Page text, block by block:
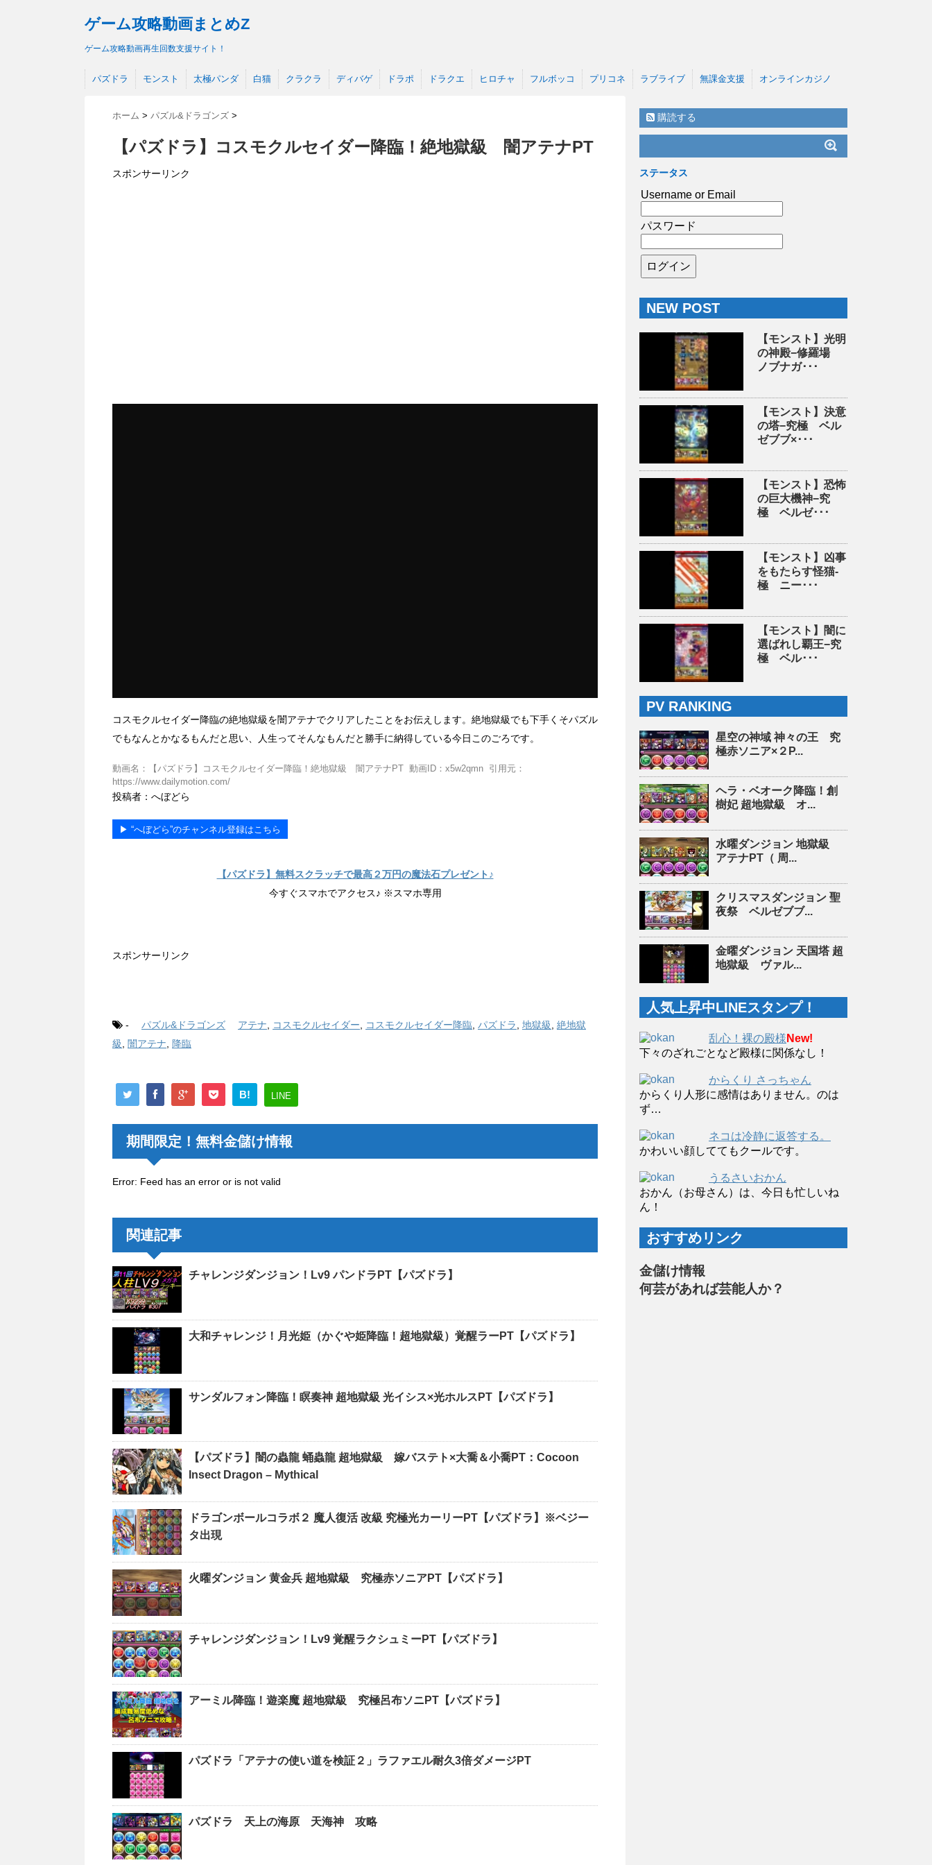
ゲーム攻略動画まとめZ
ゲーム攻略動画再生回数支援サイト！
パズドラ モンスト 太極パンダ 白猫 クラクラ ディバゲ ドラポ ドラクエ ヒロチャ フルボッコ プリコネ ラブライブ 無課金支援 オンラインカジノ
ホーム > パズル&ドラゴンズ >
【パズドラ】コスモクルセイダー降臨！絶地獄級 闇アテナPT
スポンサーリンク
コスモクルセイダー降臨の絶地獄級を闇アテナでクリアしたことをお伝えします。絶地獄級でも下手くそパズル
でもなんとかなるもんだと思い、人生ってそんなもんだと勝手に納得している今日このごろです。
動画名：【パズドラ】コスモクルセイダー降臨！絶地獄級 闇アテナPT 動画ID：x5w2qmn 引用元：
https://www.dailymotion.com/
投稿者：へぼどら
▶︎ “へぼどら”のチャンネル登録はこちら
【パズドラ】無料スクラッチで最高２万円の魔法石プレゼント♪
今すぐスマホでアクセス♪ ※スマホ専用
スポンサーリンク
- パズル&ドラゴンズ アテナ コスモクルセイダー コスモクルセイダー降臨 パズドラ 地獄級
絶地獄
級
闇アテナ 降臨
B! LINE
期間限定！無料金儲け情報
Error: Feed has an error or is not valid
関連記事
チャレンジダンジョン！Lv9 パンドラPT【パズドラ】
大和チャレンジ！月光姫（かぐや姫降臨！超地獄級）覚醒ラーPT【パズドラ】
サンダルフォン降臨！瞑奏神 超地獄級 光イシス×光ホルスPT【パズドラ】
【パズドラ】闇の蟲龍 蛹蟲龍 超地獄級 嫁バステト×大喬＆小喬PT：Cocoon
Insect Dragon – Mythical
ドラゴンボールコラボ２ 魔人復活 改級 究極光カーリーPT【パズドラ】※ベジー
タ出現
火曜ダンジョン 黄金兵 超地獄級 究極赤ソニアPT【パズドラ】
チャレンジダンジョン！Lv9 覚醒ラクシュミーPT【パズドラ】
アーミル降臨！遊楽魔 超地獄級 究極呂布ソニPT【パズドラ】
パズドラ「アテナの使い道を検証２」ラファエル耐久3倍ダメージPT
パズドラ 天上の海原 天海神 攻略
購読する
ステータス
Username or Email
パスワード
NEW POST
【モンスト】光明
の神殿−修羅場
ノブナガ･･･
【モンスト】決意
の塔−究極 ベル
ゼブブ×･･･
【モンスト】恐怖
の巨大機神−究
極 ベルゼ･･･
【モンスト】凶事
をもたらす怪猫-
極 ニー･･･
【モンスト】闇に
選ばれし覇王−究
極 ベル･･･
PV RANKING
星空の神域 神々の王 究
極赤ソニア×２P...
ヘラ・ベオーク降臨！創
樹妃 超地獄級 オ...
水曜ダンジョン 地獄級
アテナPT（ 周...
クリスマスダンジョン 聖
夜祭 ベルゼブブ...
金曜ダンジョン 天国塔 超
地獄級 ヴァル...
人気上昇中LINEスタンプ！
乱心！裸の殿様 New!
下々のざれごとなど殿様に関係なし！
からくり さっちゃん
からくり人形に感情はありません。のは
ず…
ネコは冷静に返答する。
かわいい顔しててもクールです。
うるさいおかん
おかん（お母さん）は、今日も忙しいね
ん！
おすすめリンク
金儲け情報
何芸があれば芸能人か？